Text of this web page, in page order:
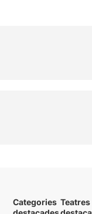
Categories Teatres